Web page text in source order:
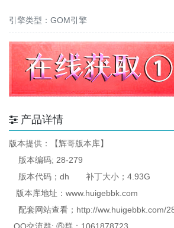
引擎类型：GOM引擎
产品详情
版本提供：【辉哥版本库】
版本编码; 28-279
版本代码；dh 补丁大小；4.93G
版本库地址：www.huigebbk.com
配套网站查看；http://ww.huigebbk.com/